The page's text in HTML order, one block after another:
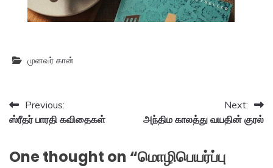
முனவர் கான்
Post
navigation
Previous:
ஸ்ரீதர் பாரதி கவிதைகள்
Next:
அந்திம காலத்து வயதின் குரல்
One thought on “மொழிபெயர்ப்பு